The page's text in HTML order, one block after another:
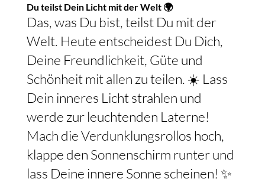
Du teilst Dein Licht mit der Welt 🌍
Das, was Du bist, teilst Du mit der
Welt. Heute entscheidest Du Dich,
Deine Freundlichkeit, Güte und
Schönheit mit allen zu teilen. ☀️ Lass
Dein inneres Licht strahlen und
werde zur leuchtenden Laterne!
Mach die Verdunklungsrollos hoch,
klappe den Sonnenschirm runter und
lass Deine innere Sonne scheinen! ✨